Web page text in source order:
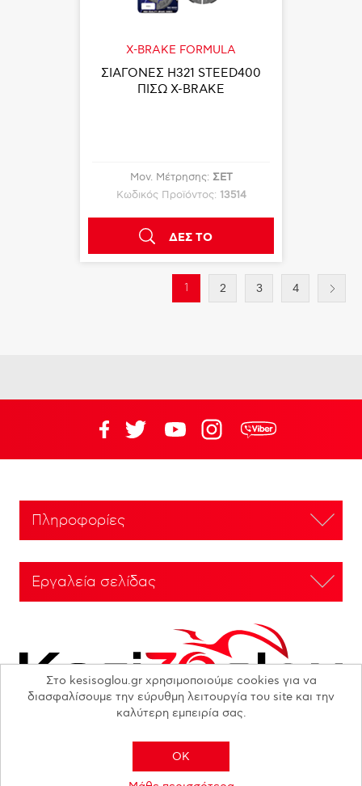
X-BRAKE FORMULA
ΣΙΑΓΟΝΕΣ Η321 STEED400
ΠΙΣΩ X-BRAKE
Μον. Μέτρησης: ΣΕΤ
Κωδικός Προϊόντος: 13514
ΔΕΣ ΤΟ
1 2 3 4
Πληροφορίες
Εργαλεία σελίδας
Στο kesisoglou.gr χρησιμοποιούμε cookies για να
διασφαλίσουμε την εύρυθμη λειτουργία του site και την
καλύτερη εμπειρία σας.
OK